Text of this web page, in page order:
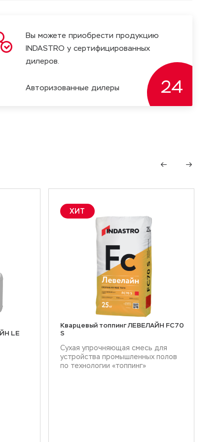
Вы можете приобрести продукцию
INDASTRO у сертифицированных
дилеров.
Авторизoванные дилеры 24
LE
ХИТ
Кварцевый топпинг ЛЕВЕЛАЙН FC70
S
Сухая упрочняющая смесь для
устройства промышленных полов
по технологии «топпинг»